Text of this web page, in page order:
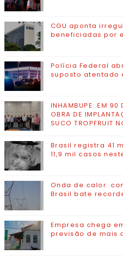
CGU aponta
beneficiadas por
Polícia Federal
suposto atentado
INHAMBUPE: EM 90
OBRA DE
SUCO TROPFRUIT
Brasil registra 41
11,9 mil casos
Onda de calor:
Brasil bate
Empresa chega
previsão de mais